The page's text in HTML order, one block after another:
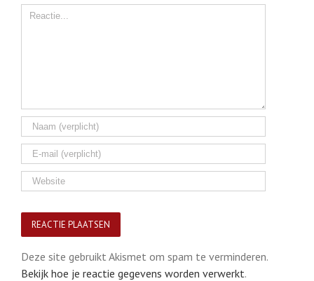
Comment
Deze site gebruikt Akismet om spam te verminderen.
Bekijk hoe je reactie gegevens worden verwerkt.